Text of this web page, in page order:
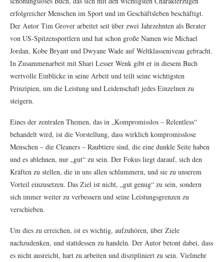
erfolgreicher Menschen im Sport und im Geschäftsleben beschäftigt.
Der Autor Tim Grover arbeitet seit über zwei Jahrzehnten als Berater
von US-Spitzensportlern und hat schon große Namen wie Michael
Jordan, Kobe Bryant und Dwyane Wade auf Weltklasseniveau gebracht.
In Zusammenarbeit mit Shari Lesser Wenk gibt er in diesem Buch
wertvolle Einblicke in seine Arbeit und teilt seine wichtigsten
Prinzipien, um die Leistung und Leidenschaft jedes Einzelnen zu
steigern.
Eines der zentralen Themen, das in „Kompromisslos – Relentless“
behandelt wird, ist die Vorstellung, dass wirklich kompromisslose
Menschen – die Cleaners – Raubtiere sind, die eine dunkle Seite haben
und es ablehnen, nur „gut“ zu sein. Der Fokus liegt darauf, sich den
Kräften zu stellen, die in uns allen schlummern, und sie zu unserem
Vorteil einzusetzen. Das Ziel ist nicht, „gut genug“ zu sein, sondern
sich immer weiter zu verbessern und seine Leistungsgrenzen zu
verschieben.
Um dies zu erreichen, ist es wichtig, aufzuhören, über Ziele
nachzudenken, und stattdessen zu handeln. Der Autor betont dabei, dass
es nicht ausreicht, hart zu arbeiten und diszipliniert zu sein. Vielmehr